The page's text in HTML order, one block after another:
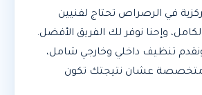
في الرصراص تحتاج لفنيين
وإحنا نوفر لك الفريق الأفضل.
تنظيف داخلي وخارجي شامل،
عشان نتيجتك تكون